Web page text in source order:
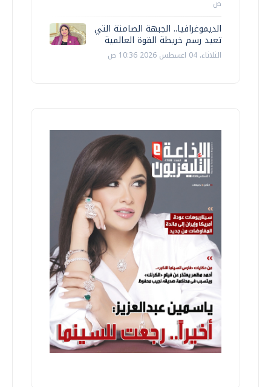
ص
الديموغرافيا.. الجبهة الصامتة التي
تعيد رسم خريطة القوة العالمية
الثلاثاء، 04 اغسطس 2026 10:36 ص